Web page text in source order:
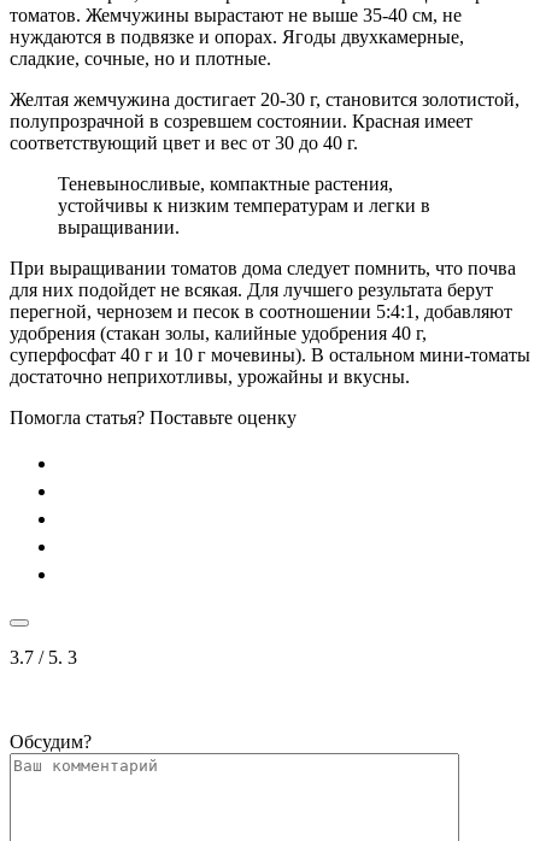
томатов. Жемчужины вырастают не выше 35-40 см, не
нуждаются в подвязке и опорах. Ягоды двухкамерные,
сладкие, сочные, но и плотные.
Желтая жемчужина достигает 20-30 г, становится золотистой,
полупрозрачной в созревшем состоянии. Красная имеет
соответствующий цвет и вес от 30 до 40 г.
Теневыносливые, компактные растения,
устойчивы к низким температурам и легки в
выращивании.
При выращивании томатов дома следует помнить, что почва
для них подойдет не всякая. Для лучшего результата берут
перегной, чернозем и песок в соотношении 5:4:1, добавляют
удобрения (стакан золы, калийные удобрения 40 г,
суперфосфат 40 г и 10 г мочевины). В остальном мини-томаты
достаточно неприхотливы, урожайны и вкусны.
Помогла статья? Поставьте оценку
3.7 / 5. 3
Обсудим?